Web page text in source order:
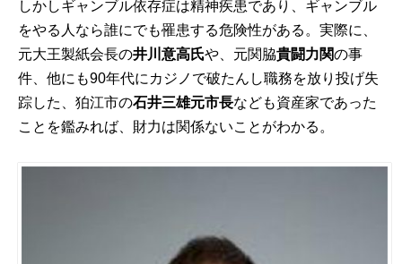
しかしギャンブル依存症は精神疾患であり、ギャンブル
をやる人なら誰にでも罹患する危険性がある。実際に、
元大王製紙会長の井川意高氏や、元関脇貴闘力関の事
件、他にも90年代にカジノで破たんし職務を放り投げ失
踪した、狛江市の石井三雄元市長なども資産家であった
ことを鑑みれば、財力は関係ないことがわかる。